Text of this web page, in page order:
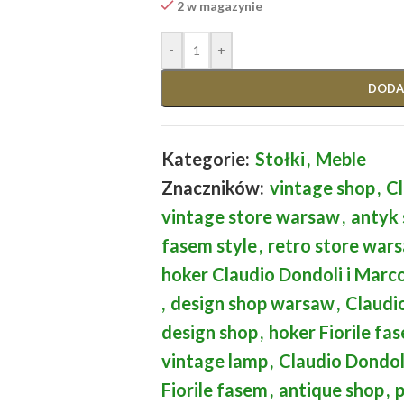
2 w magazynie
- +
Kategorie: Stołki, Meble
Znaczników: vintage shop,
vintage store warsaw, antyk
fasem style, retro store
hoker Claudio Dondoli i
, design shop warsaw,
design shop, hoker Fiorile
vintage lamp, Claudio
Fiorile fasem, antique shop,